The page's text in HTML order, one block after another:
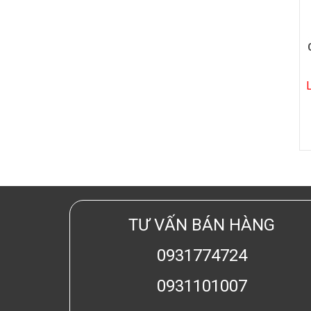
TƯ VẤN BÁN HÀNG
0931774724
0931101007